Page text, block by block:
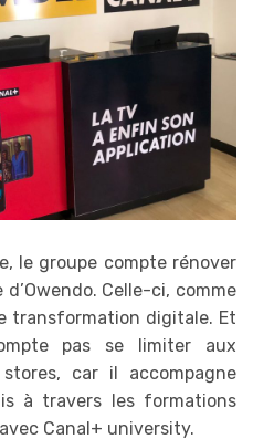
le groupe compte rénover
Celle-ci, comme
transformation digitale. Et
pas se limiter aux
car il accompagne
à travers les formations
Canal+ university.